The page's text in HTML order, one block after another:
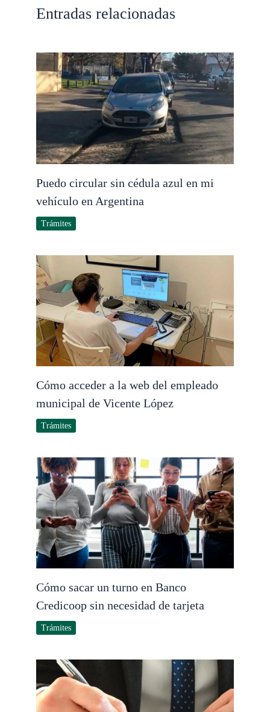
Entradas relacionadas
Puedo circular sin cédula azul en mi
vehículo en Argentina
Trámites
Cómo acceder a la web del empleado
municipal de Vicente López
Trámites
Cómo sacar un turno en Banco
Credicoop sin necesidad de tarjeta
Trámites